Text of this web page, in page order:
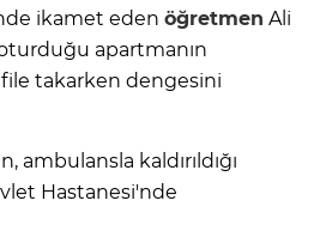
ikamet eden öğretmen Ali
apartmanın
takarken dengesini
ambulansla kaldırıldığı
Hastanesi'nde